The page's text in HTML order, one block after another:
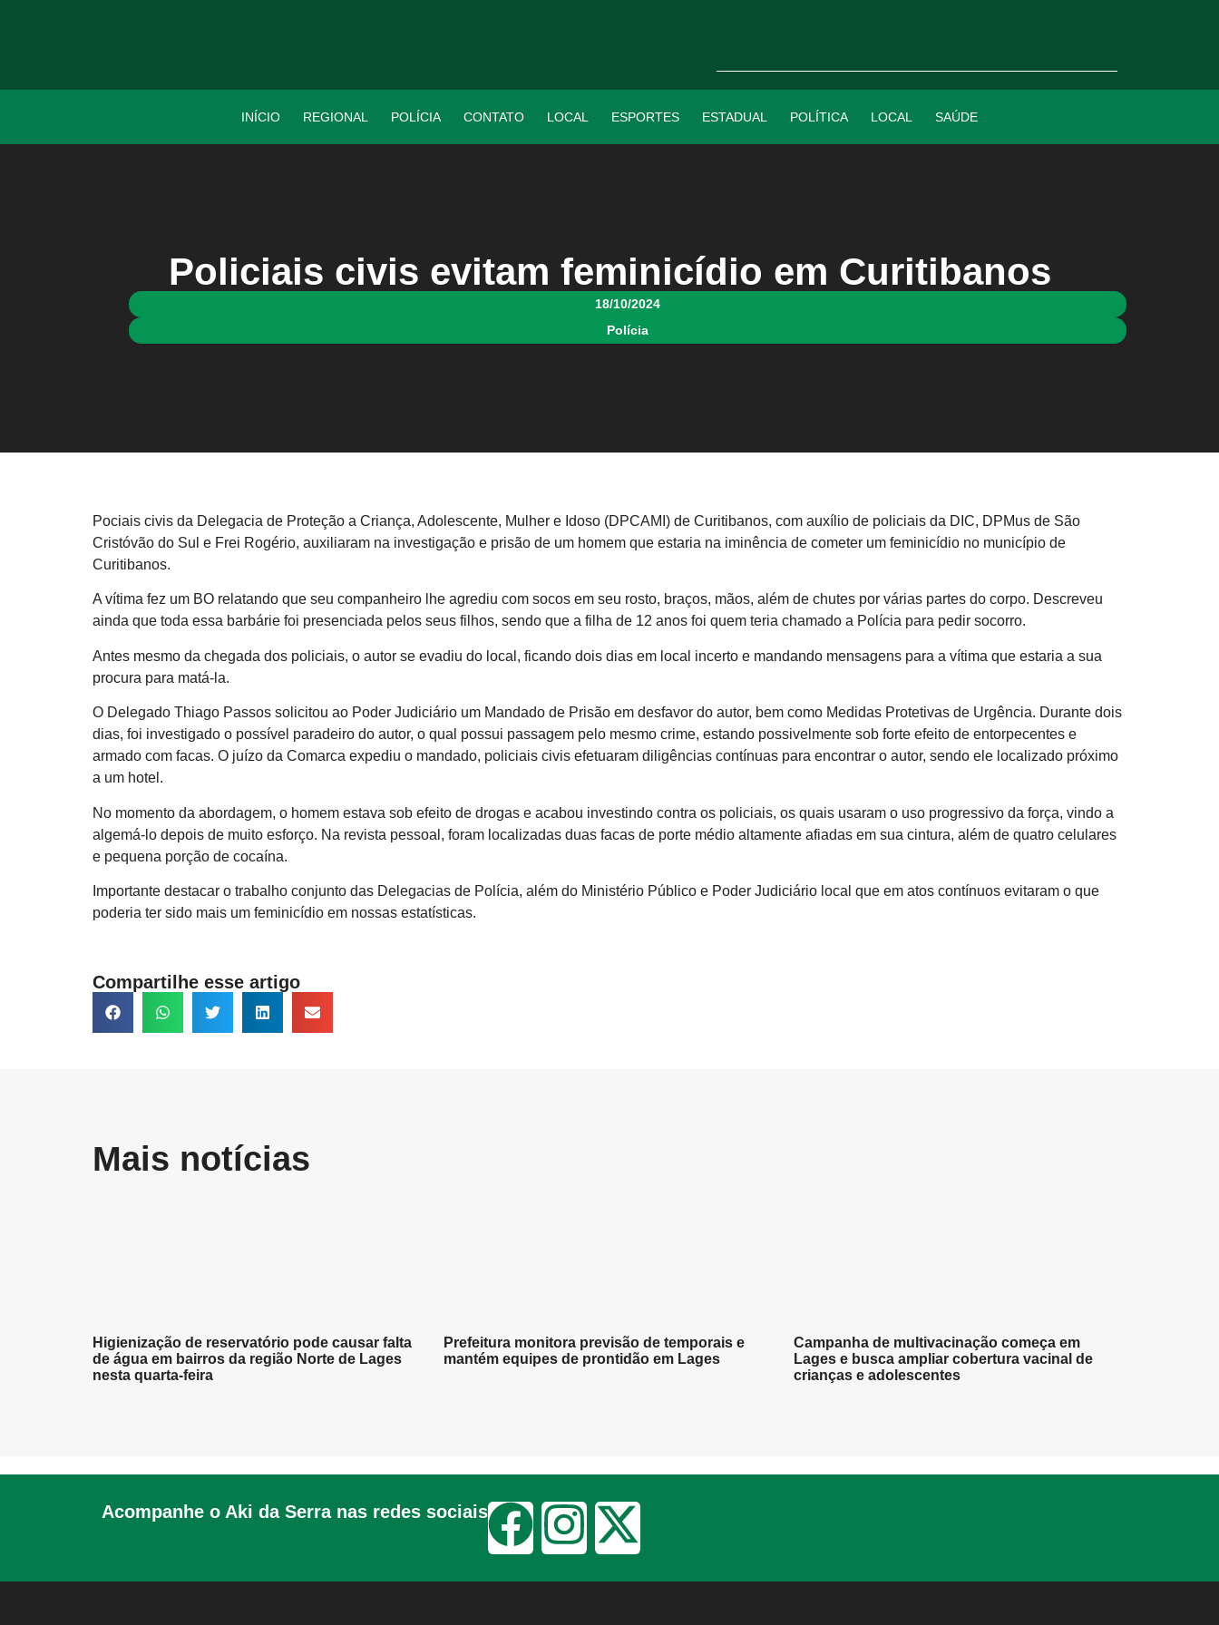
INÍCIO REGIONAL POLÍCIA CONTATO LOCAL ESPORTES ESTADUAL POLÍTICA LOCAL SAÚDE
Policiais civis evitam feminicídio em Curitibanos
18/10/2024
Polícia
Pociais civis da Delegacia de Proteção a Criança, Adolescente, Mulher e Idoso (DPCAMI) de Curitibanos, com auxílio de policiais da DIC, DPMus de São
Cristóvão do Sul e Frei Rogério, auxiliaram na investigação e prisão de um homem que estaria na iminência de cometer um feminicídio no município de
Curitibanos.
A vítima fez um BO relatando que seu companheiro lhe agrediu com socos em seu rosto, braços, mãos, além de chutes por várias partes do corpo. Descreveu
ainda que toda essa barbárie foi presenciada pelos seus filhos, sendo que a filha de 12 anos foi quem teria chamado a Polícia para pedir socorro.
Antes mesmo da chegada dos policiais, o autor se evadiu do local, ficando dois dias em local incerto e mandando mensagens para a vítima que estaria a sua
procura para matá-la.
O Delegado Thiago Passos solicitou ao Poder Judiciário um Mandado de Prisão em desfavor do autor, bem como Medidas Protetivas de Urgência. Durante dois
dias, foi investigado o possível paradeiro do autor, o qual possui passagem pelo mesmo crime, estando possivelmente sob forte efeito de entorpecentes e
armado com facas. O juízo da Comarca expediu o mandado, policiais civis efetuaram diligências contínuas para encontrar o autor, sendo ele localizado próximo
a um hotel.
No momento da abordagem, o homem estava sob efeito de drogas e acabou investindo contra os policiais, os quais usaram o uso progressivo da força, vindo a
algemá-lo depois de muito esforço. Na revista pessoal, foram localizadas duas facas de porte médio altamente afiadas em sua cintura, além de quatro celulares
e pequena porção de cocaína.
Importante destacar o trabalho conjunto das Delegacias de Polícia, além do Ministério Público e Poder Judiciário local que em atos contínuos evitaram o que
poderia ter sido mais um feminicídio em nossas estatísticas.
Compartilhe esse artigo
Mais notícias
Higienização de reservatório pode causar falta
de água em bairros da região Norte de Lages
nesta quarta-feira
Prefeitura monitora previsão de temporais e
mantém equipes de prontidão em Lages
Campanha de multivacinação começa em
Lages e busca ampliar cobertura vacinal de
crianças e adolescentes
Acompanhe o Aki da Serra nas redes sociais